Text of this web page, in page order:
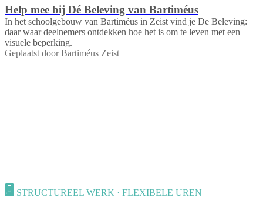
Help mee bij Dé Beleving van Bartiméus
In het schoolgebouw van Bartiméus in Zeist vind je De Beleving:
daar waar deelnemers ontdekken hoe het is om te leven met een
visuele beperking.
Geplaatst door Bartiméus Zeist
STRUCTUREEL WERK · FLEXIBELE UREN